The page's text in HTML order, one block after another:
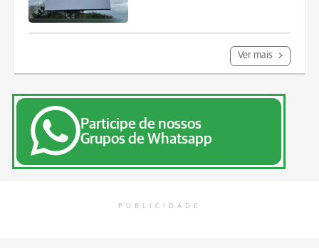
Ver mais
Participe de nossos
Grupos de Whatsapp
PUBLICIDADE